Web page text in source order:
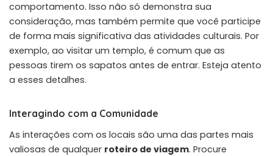
comportamento. Isso não só demonstra sua
consideração, mas também permite que você participe
de forma mais significativa das atividades culturais. Por
exemplo, ao visitar um templo, é comum que as
pessoas tirem os sapatos antes de entrar. Esteja atento
a esses detalhes.
Interagindo com a Comunidade
As interações com os locais são uma das partes mais
valiosas de qualquer roteiro de viagem. Procure